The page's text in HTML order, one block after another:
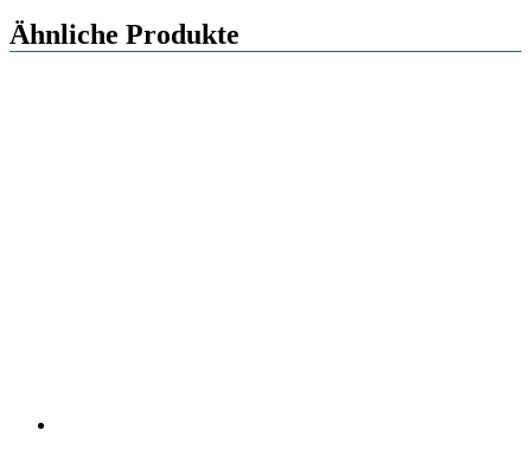
Ähnliche Produkte